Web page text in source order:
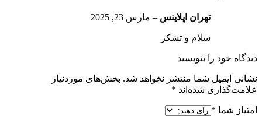
تهران اپلاینس – مارس 23, 2025
سلام و تشکر
دیدگاه خود را بنویسید
نشانی ایمیل شما منتشر نخواهد شد. بخش‌های موردنیاز
علامت‌گذاری شده‌اند *
امتیاز شما *